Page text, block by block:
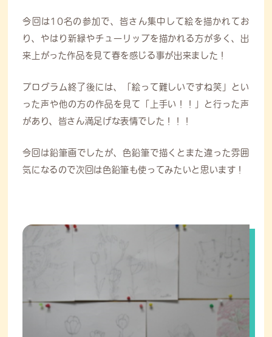
今回は10名の参加で、皆さん集中して絵を描かれてお
り、やはり新緑やチューリップを描かれる方が多く、出
来上がった作品を見て春を感じる事が出来ました！
プログラム終了後には、「絵って難しいですね笑」とい
った声や他の方の作品を見て「上手い！！」と行った声
があり、皆さん満足げな表情でした！！！
今回は鉛筆画でしたが、色鉛筆で描くとまた違った雰囲
気になるので次回は色鉛筆も使ってみたいと思います！